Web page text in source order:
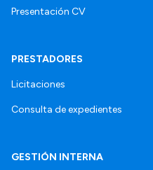
Presentación CV
PRESTADORES
Licitaciones
Consulta de expedientes
GESTIÓN INTERNA